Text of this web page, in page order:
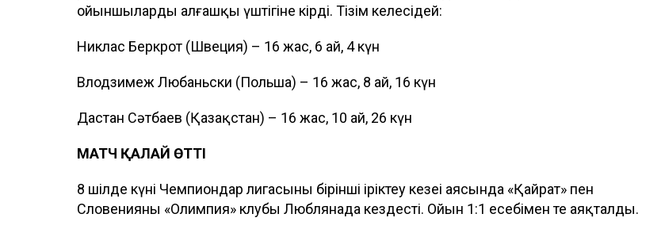
ойыншылардың алғашқы үштігіне кірді. Тізім келесідей:
Никлас Беркрот (Швеция) – 16 жас, 6 ай, 4 күн
Влодзимеж Любаньски (Польша) – 16 жас, 8 ай, 16 күн
Дастан Сәтбаев (Қазақстан) – 16 жас, 10 ай, 26 күн
МАТЧ ҚАЛАЙ ӨТТІ
8 шілде күні Чемпиондар лигасының бірінші іріктеу кезеңі аясында «Қайрат» пен
Словенияның «Олимпия» клубы Люблянада кездесті. Ойын 1:1 есебімен тең аяқталды.